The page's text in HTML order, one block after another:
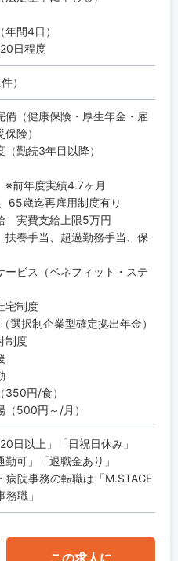
年間4日）
日程度
）
備（健康保険・厚生年金・雇
険）
（勤続3年目以降）
※前年度実績4.7ヶ月
65歳迄再雇用制度有り
実費支給上限5万円
扶養手当、超過勤務手当、保
ービス（ベネフィット・ステ
宅制度
選択制企業型確定拠出年金）
制度
350円/食）
（500円～/月）
日以上」「日祝日休み」
勤可」「退職金あり」
院事務の転職は「M.STAGE
職」
この求人に